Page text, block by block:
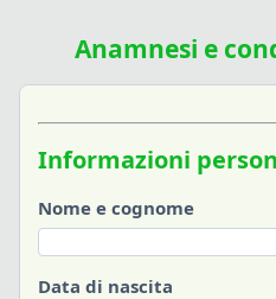
Anamnesi e
Informazioni
Nome e cognome
Data di nascita